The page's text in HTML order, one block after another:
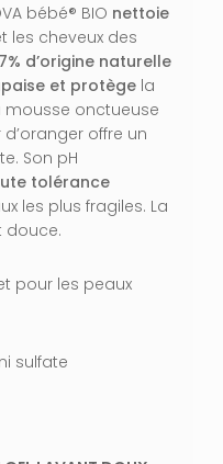
EST VIDE.
bébé® BIO nettoie
les cheveux des
d’origine naturelle
et protègela
mousse onctueuse
offre un
Son pH
tolérance
les plus fragiles. La
douce.
pour les peaux
sulfate